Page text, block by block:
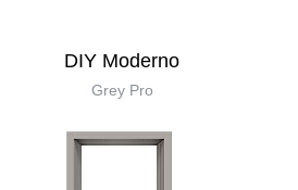
DIY Moderno
Grey Pro